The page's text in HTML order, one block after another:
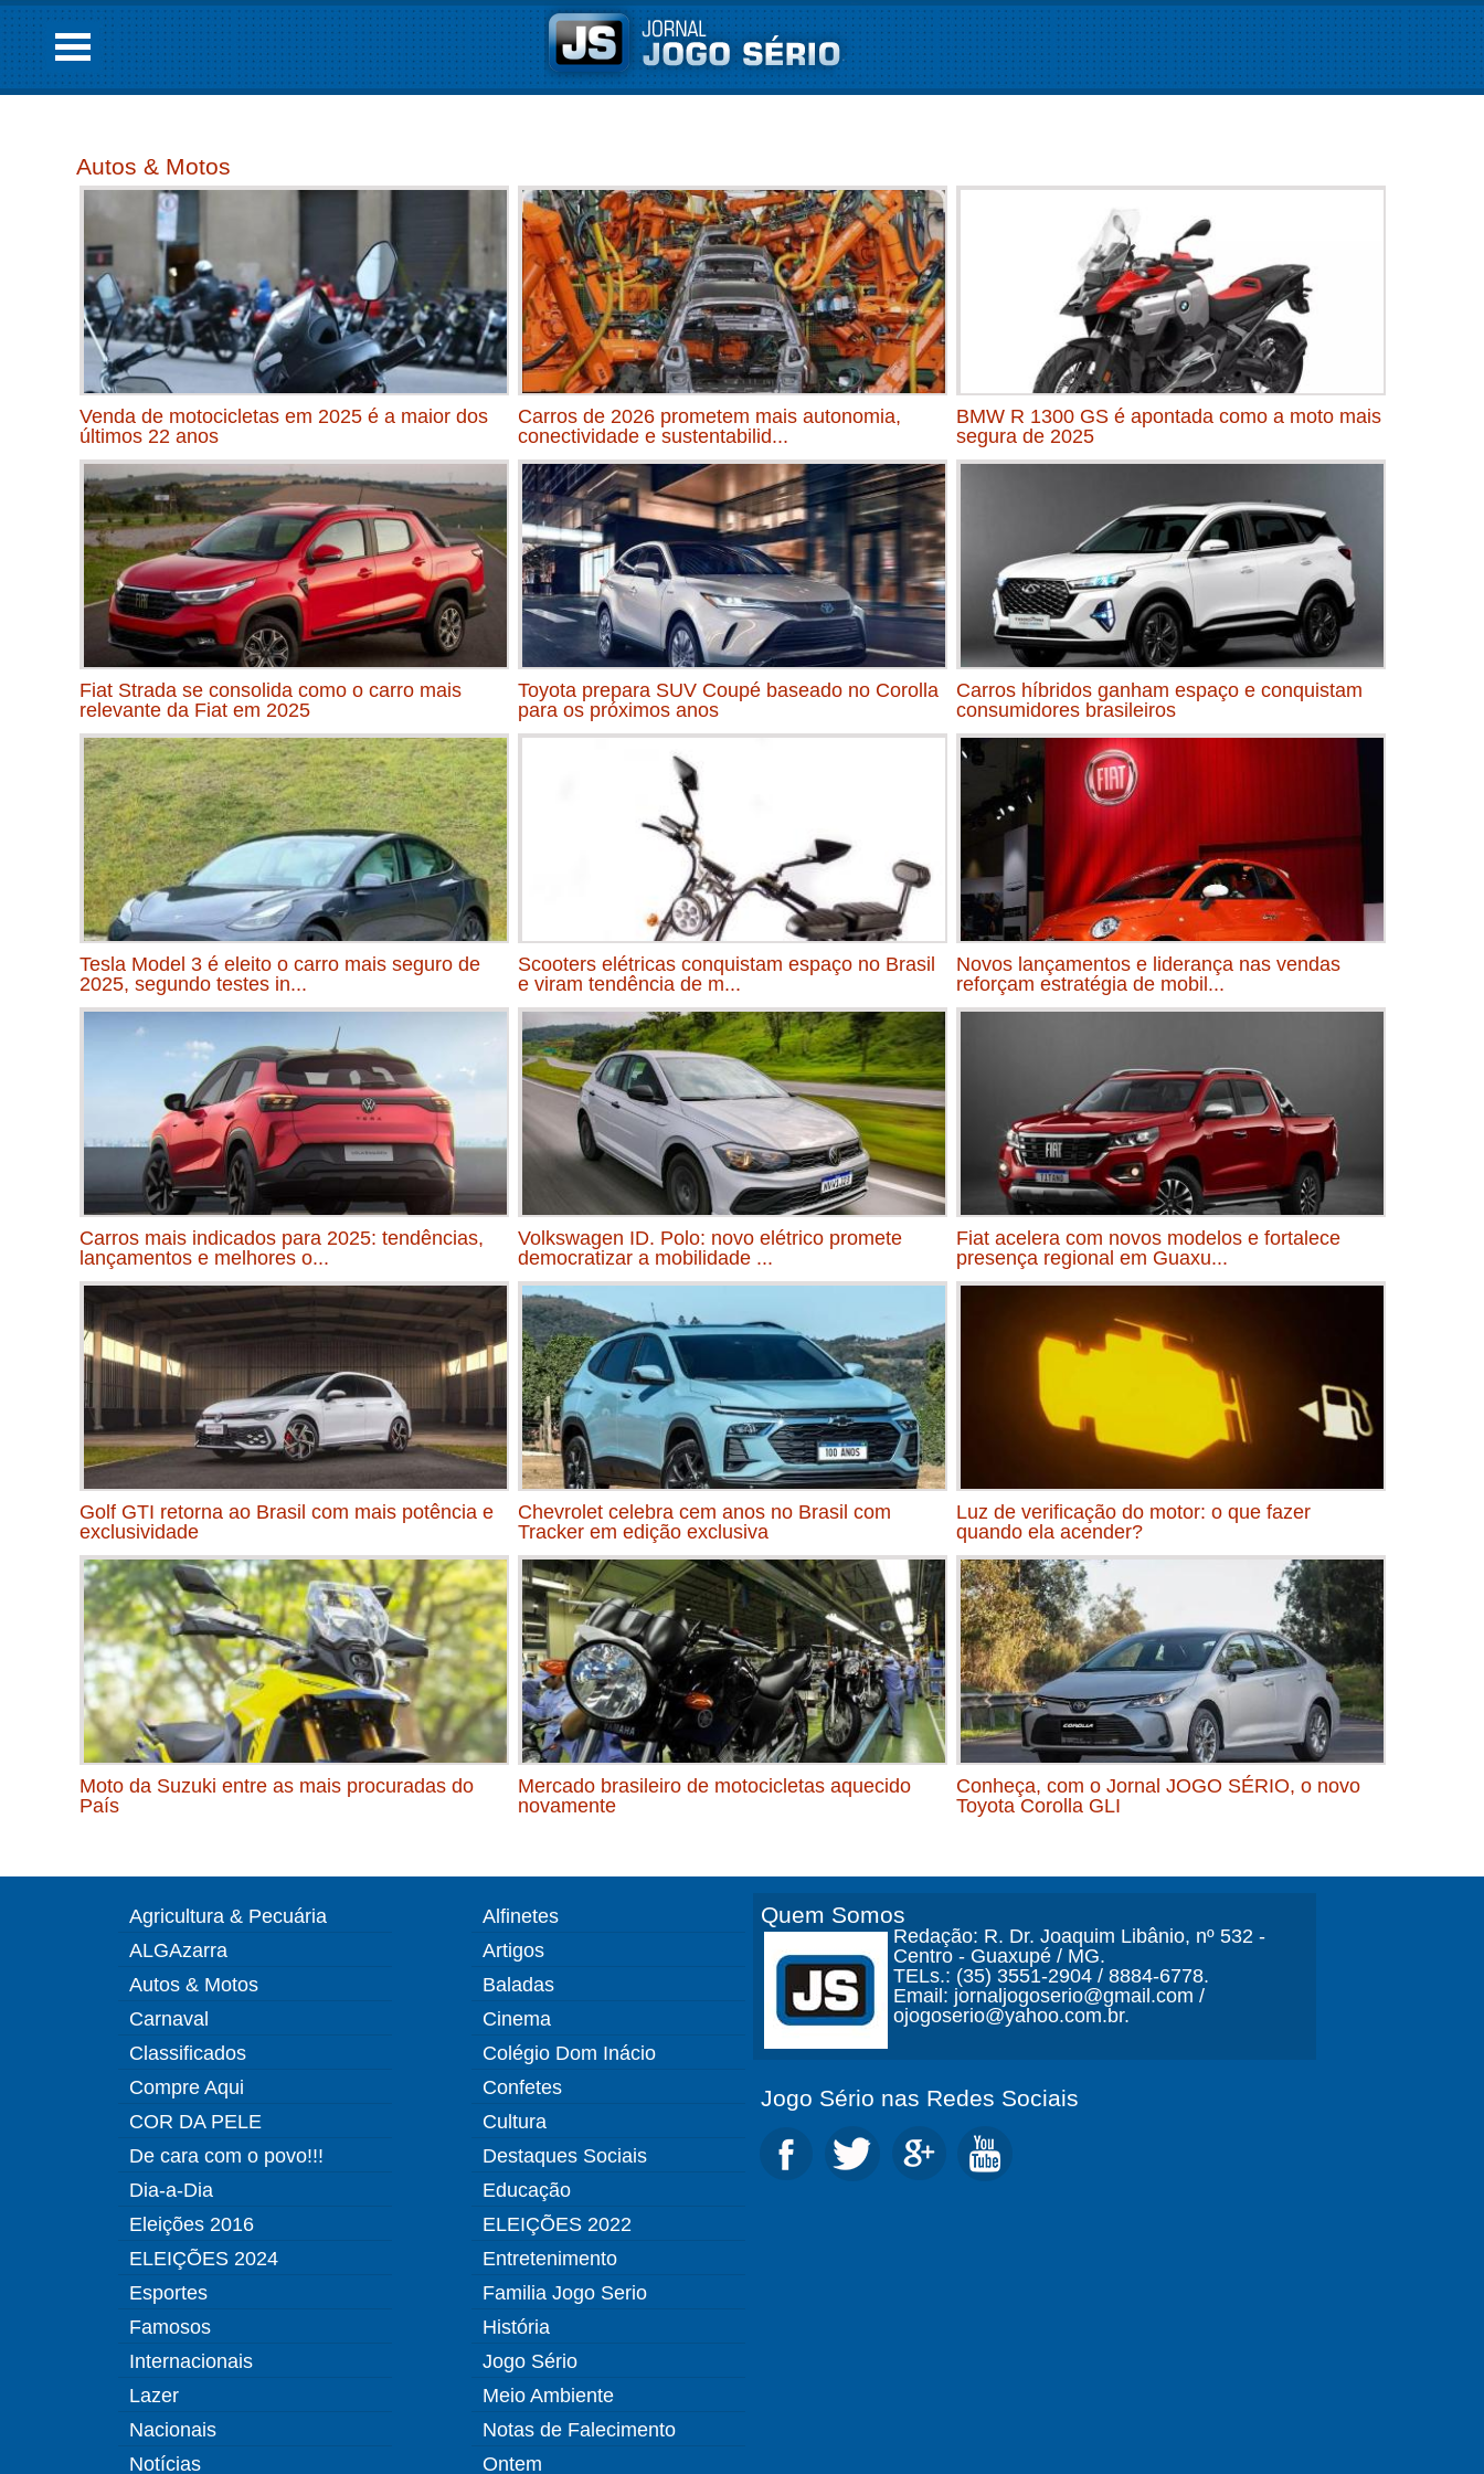
Autos & Motos
Venda de motocicletas em 2025 é a maior dos
últimos 22 anos
Carros de 2026 prometem mais autonomia,
conectividade e sustentabilid...
BMW R 1300 GS é apontada como a moto mais
segura de 2025
Fiat Strada se consolida como o carro mais
relevante da Fiat em 2025
Toyota prepara SUV Coupé baseado no Corolla
para os próximos anos
Carros híbridos ganham espaço e conquistam
consumidores brasileiros
Tesla Model 3 é eleito o carro mais seguro de
2025, segundo testes in...
Scooters elétricas conquistam espaço no Brasil
e viram tendência de m...
Novos lançamentos e liderança nas vendas
reforçam estratégia de mobil...
Carros mais indicados para 2025: tendências,
lançamentos e melhores o...
Volkswagen ID. Polo: novo elétrico promete
democratizar a mobilidade ...
Fiat acelera com novos modelos e fortalece
presença regional em Guaxu...
Golf GTI retorna ao Brasil com mais potência e
exclusividade
Chevrolet celebra cem anos no Brasil com
Tracker em edição exclusiva
Luz de verificação do motor: o que fazer
quando ela acender?
Moto da Suzuki entre as mais procuradas do
País
Mercado brasileiro de motocicletas aquecido
novamente
Conheça, com o Jornal JOGO SÉRIO, o novo
Toyota Corolla GLI
Agricultura & Pecuária
ALGAzarra
Autos & Motos
Carnaval
Classificados
Compre Aqui
COR DA PELE
De cara com o povo!!!
Dia-a-Dia
Eleições 2016
ELEIÇÕES 2024
Esportes
Famosos
Internacionais
Lazer
Nacionais
Notícias
Alfinetes
Artigos
Baladas
Cinema
Colégio Dom Inácio
Confetes
Cultura
Destaques Sociais
Educação
ELEIÇÕES 2022
Entretenimento
Familia Jogo Serio
História
Jogo Sério
Meio Ambiente
Notas de Falecimento
Ontem
Quem Somos
Redação: R. Dr. Joaquim Libânio, nº 532 -
Centro - Guaxupé / MG.
TELs.: (35) 3551-2904 / 8884-6778.
Email: jornaljogoserio@gmail.com /
ojogoserio@yahoo.com.br.
Jogo Sério nas Redes Sociais